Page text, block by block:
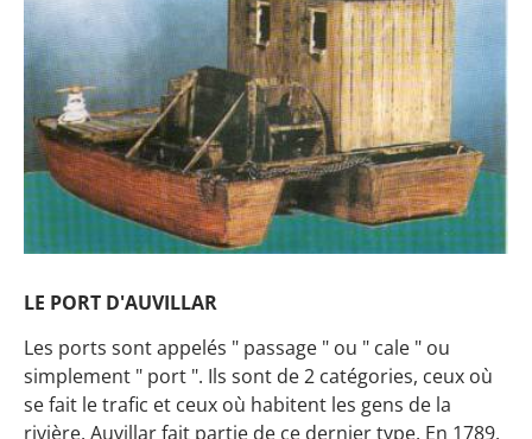
LE PORT D'AUVILLAR
Les ports sont appelés " passage " ou " cale " ou
simplement " port ". Ils sont de 2 catégories, ceux où
se fait le trafic et ceux où habitent les gens de la
rivière. Auvillar fait partie de ce dernier type. En 1789,